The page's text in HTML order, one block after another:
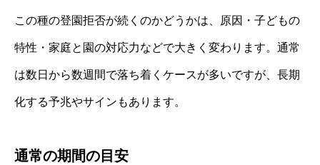
この種の登園拒否が続くのかどうかは、原因・子どもの
特性・家庭と園の対応力などで大きく変わります。通常
は数日から数週間で落ち着くケースが多いですが、長期
化する予兆やサインもあります。
通常の期間の目安